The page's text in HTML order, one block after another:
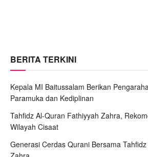
BERITA TERKINI
Kepala MI Baitussalam Berikan
Paramuka dan Kediplinan
Tahfidz Al-Quran Fathiyyah Zahra,
Wilayah Cisaat
Generasi Cerdas Qurani Bersama